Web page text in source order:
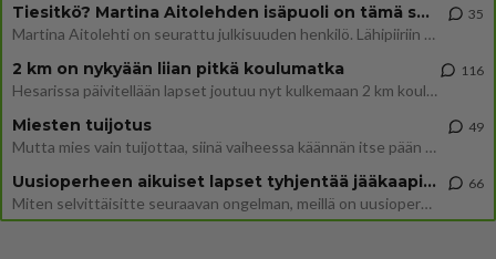
Tiesitkö? Martina Aitolehden isäpuoli on tämä suosittu laulaja
Martina Aitolehti on seurattu julkisuuden henkilö. Lähipiiriin mahtuu muitakin tunnettuja henkilöitä. Tiesitkö, että Ma
35
2 km on nykyään liian pitkä koulumatka
Hesarissa päivitellään lapset joutuu nyt kulkemaan 2 km kouluun jösses. Ruostefillarilla tuo matka menee vaikka miten äk
116
Miesten tuijotus
Mutta mies vain tuijottaa, siinä vaiheessa käännän itse pään pois. Mikä juttu? Yleensä jos joku tuijottaa tai katsoo, hä
49
Uusioperheen aikuiset lapset tyhjentää jääkaapin käydessään
Miten selvittäisitte seuraavan ongelman, meillä on uusioperhe, minulla teini-ikäiset lapset ja puolisolla aikuiset, jotk
66